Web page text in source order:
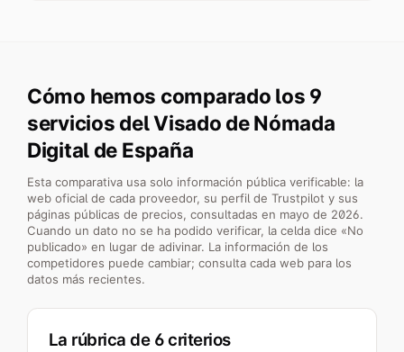
Cómo hemos comparado los 9
servicios del Visado de Nómada
Digital de España
Esta comparativa usa solo información pública verificable: la
web oficial de cada proveedor, su perfil de Trustpilot y sus
páginas públicas de precios, consultadas en mayo de 2026.
Cuando un dato no se ha podido verificar, la celda dice «No
publicado» en lugar de adivinar. La información de los
competidores puede cambiar; consulta cada web para los
datos más recientes.
La rúbrica de 6 criterios